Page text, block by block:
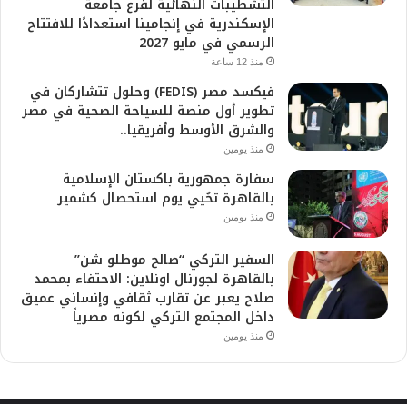
الإسكندرية في إنجامينا استعدادًا للافتتاح
الرسمي في مايو 2027
منذ 12 ساعة
فيكسد مصر (FEDIS) وحلول تتشاركان في
تطوير أول منصة للسياحة الصحية في مصر
والشرق الأوسط وأفريقيا..
منذ يومين
سفارة جمهورية باكستان الإسلامية
بالقاهرة تحُيي يوم استحصال كشمير
منذ يومين
السفير التركي “صالح موطلو شن”
بالقاهرة لجورنال اونلاين: الاحتفاء بمحمد
صلاح يعبر عن تقارب ثقافي وإنساني عميق
داخل المجتمع التركي لكونه مصرياً
منذ يومين